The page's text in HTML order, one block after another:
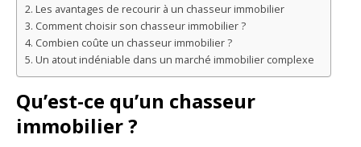
Les avantages de recourir à un chasseur immobilier
Comment choisir son chasseur immobilier ?
Combien coûte un chasseur immobilier ?
Un atout indéniable dans un marché immobilier complexe
Qu’est-ce qu’un chasseur
immobilier ?